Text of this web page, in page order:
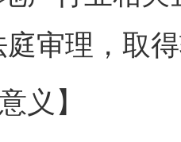
庭审理，取
】